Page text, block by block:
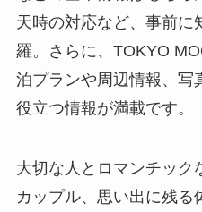
天時の対応など、事前に
羅。さらに、TOKYO
泊プランや周辺情報、写
役立つ情報が満載です。
大切な人とロマンチック
カップル、思い出に残る